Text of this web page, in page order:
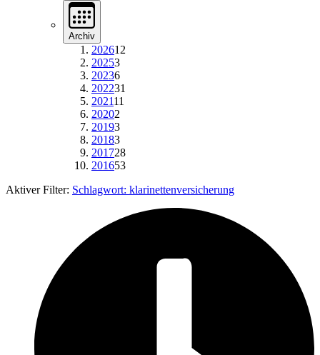
Archiv
202612
20253
20236
202231
202111
20202
20193
20183
201728
201653
Aktiver Filter: Schlagwort: klarinettenversicherung